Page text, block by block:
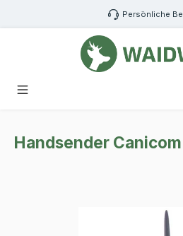
Zum Hauptinhalt springen Persönliche
Handsender